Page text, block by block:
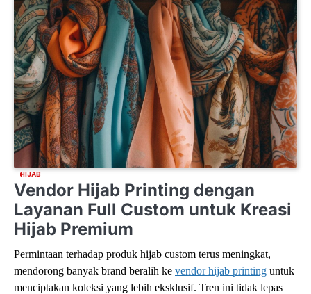
HIJAB
Vendor Hijab Printing dengan
Layanan Full Custom untuk Kreasi
Hijab Premium
Permintaan terhadap produk hijab custom terus meningkat,
mendorong banyak brand beralih ke vendor hijab printing untuk
menciptakan koleksi yang lebih eksklusif. Tren ini tidak lepas